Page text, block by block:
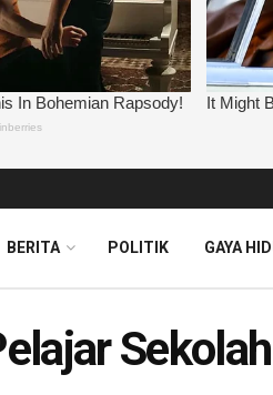
BERITA POLITIK GAYA